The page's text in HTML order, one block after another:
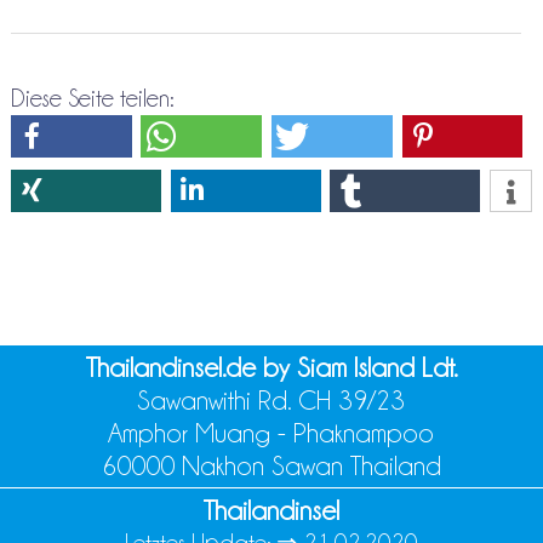
Diese Seite teilen:
Thailandinsel.de by Siam Island Ldt.
Sawanwithi Rd. CH 39/23
Amphor Muang - Phaknampoo
60000 Nakhon Sawan Thailand
Thailandinsel